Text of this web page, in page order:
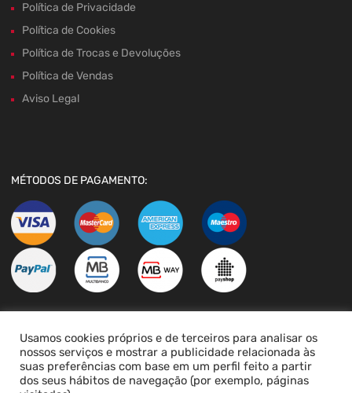
Política de Privacidade
Política de Cookies
Política de Trocas e Devoluções
Política de Vendas
Aviso Legal
MÉTODOS DE PAGAMENTO:
LIVRO DE RECLAMAÇÕES
Usamos cookies próprios e de terceiros para analisar os
nossos serviços e mostrar a publicidade relacionada às
suas preferências com base em um perfil feito a partir
dos seus hábitos de navegação (por exemplo, páginas